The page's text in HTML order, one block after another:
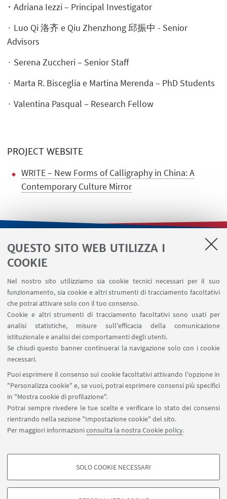
QUESTO SITO WEB UTILIZZA I
COOKIE
Nel nostro sito utilizziamo sia cookie tecnici necessari per il suo
funzionamento, sia cookie e altri strumenti di tracciamento facoltativi
che potrai attivare solo con il tuo consenso.
Cookie e altri strumenti di tracciamento facoltativi sono usati per
analisi statistiche, misure sull'efficacia della comunicazione
istituzionale e analisi dei comportamenti degli utenti.
Se chiudi questo banner continuerai la navigazione solo con i cookie
necessari.
Puoi esprimere il consenso sui cookie facoltativi attivando l'opzione in
"Personalizza cookie" e, se vuoi, potrai esprimere consensi più specifici
in "Mostra cookie di profilazione".
Potrai sempre rivedere le tue scelte e verificare lo stato dei consensi
rientrando nella sezione "Impostazione cookie" del sito.
Per maggiori informazioniconsulta la nostra Cookie policy.
COOKIE DI PROFILAZIONE - FACOLTATIVI
SOLO COOKIE NECESSARI
∙ Adriana Iezzi – Principal Investigator
∙ Luo Qi 洛齐 e Qiu Zhenzhong 邱振中 - Senior
Advisors
∙ Serena Zuccheri – Senior Staff
∙ Marta R. Bisceglia e Martina Merenda – PhD Students
∙ Valentina Pasqual – Research Fellow
PROJECT WEBSITE
WRITE – New Forms of Calligraphy in China: A
Contemporary Culture Mirror
LINK UTILI
Area riservata
Area DIT
SEGUI IL DIPARTIMENTO SU:
SEGUI UNIBO SU:
APP:
©Copyright 2026 - ALMA MATER STUDIORUM - Università di